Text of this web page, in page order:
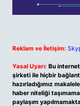
Reklam ve İletişim:
Yasal Uyarı: Bu
şirketi ile hiçbir
hazırladığımız
haber niteliği
paylaşım